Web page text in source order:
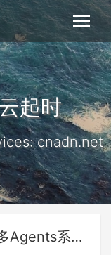
起时
cnadn.net
基于F5 BIG-IP 实现Agentic多Agents系统LLM模型路由